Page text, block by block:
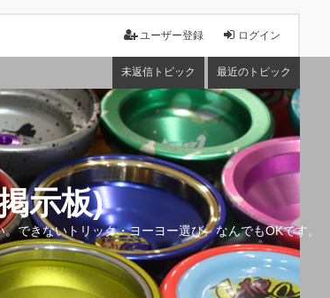
ログイン
ユーザー登録
未返信トピック 最近のトピック
示板)
できないトリック・ヨーヨー選び、なんでもOKです。